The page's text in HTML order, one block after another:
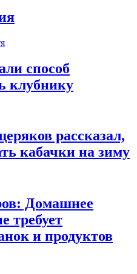
способ
клубнику
рассказал,
кабачки на зиму
Домашнее
требует
и продуктов